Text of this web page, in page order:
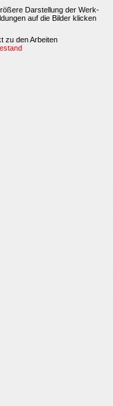
Darstellung der Werk-
auf die Bilder klicken
zu den Arbeiten